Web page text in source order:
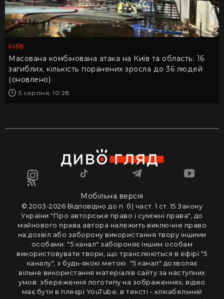
КИЇВ
Масована комбінована атака на Київ та область: 16
загиблих, кількість поранених зросла до 36 людей
(оновлено)
5 серпня, 10:28
Мобільна версія
© 2003-2026 Вiдповiдно до п. б) част. 1 ст. 15 Закону
України "Про авторське право i сумiжнi права", до
майнового права автора належить виключне право
на дозвiл або заборону використання твору iншими
особами. "5 канал" забороняє iншим особам
використовувати твори, що транслюються в ефipi "5
каналу", з будь-якою метою. "5 канал" дозволяє
вiльне використання матерiалiв сайту за наступних
умов: збереження логотипу на зображеннях; вiдео
має бути в плеєрі YouTube; в тексті - клікабельний